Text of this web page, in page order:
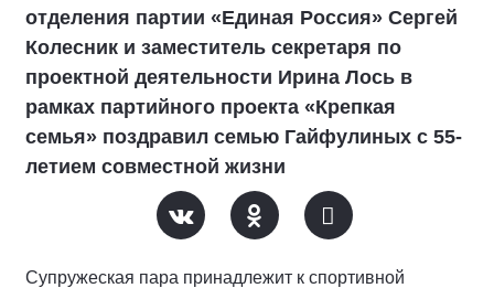
отделения партии «Единая Россия» Сергей
Колесник и заместитель секретаря по
проектной деятельности Ирина Лось в
рамках партийного проекта «Крепкая
семья» поздравил семью Гайфулиных с 55-
летием совместной жизни
Супружеская пара принадлежит к спортивной